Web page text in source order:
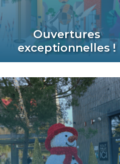
Ouvertures
exceptionnelles !